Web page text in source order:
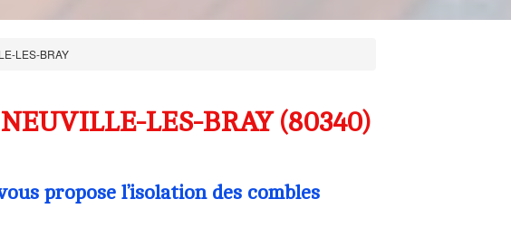
LES-BRAY
LES-BRAY (80340)
propose l’isolation des combles